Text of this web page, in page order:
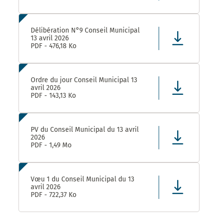
Délibération N°9 Conseil Municipal
13 avril 2026
PDF - 476,18 Ko
Ordre du jour Conseil Municipal 13
avril 2026
PDF - 143,13 Ko
PV du Conseil Municipal du 13 avril
2026
PDF - 1,49 Mo
Vœu 1 du Conseil Municipal du 13
avril 2026
PDF - 722,37 Ko